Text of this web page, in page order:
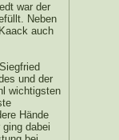
war der
Neben
auch
und der
wichtigsten
Hände
dabei